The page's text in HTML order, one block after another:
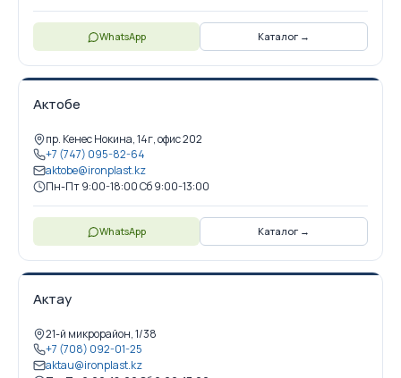
WhatsApp Каталог →
Актобе
пр. Кенес Нокина, 14г, офис 202
+7 (747) 095-82-64
aktobe@ironplast.kz
Пн-Пт 9:00-18:00 Сб 9:00-13:00
WhatsApp Каталог →
Актау
21-й микрорайон, 1/38
+7 (708) 092-01-25
aktau@ironplast.kz